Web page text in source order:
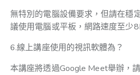
無特別的電腦設備要求，但請在穩
議使用電腦或平板，網路速度至少
6.線上講座使用的視訊軟體為？
本講座將透過Google Meet舉辦，